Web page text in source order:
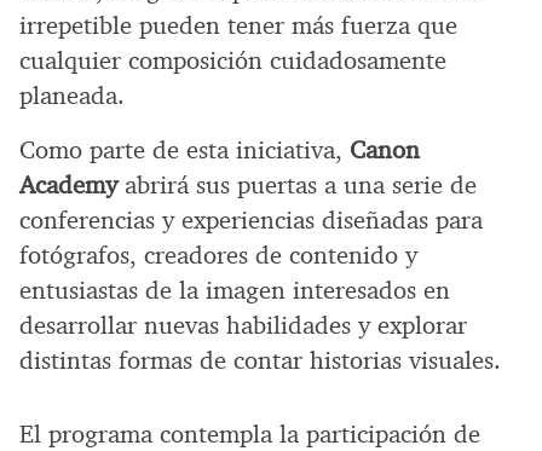
irrepetible pueden tener más fuerza que
cualquier composición cuidadosamente
planeada.
Como parte de esta iniciativa, Canon
Academyabrirá sus puertas a una serie de
conferencias y experiencias diseñadas para
fotógrafos, creadores de contenido y
entusiastas de la imagen interesados en
desarrollar nuevas habilidades y explorar
distintas formas de contar historias visuales.
El programa contempla la participación de